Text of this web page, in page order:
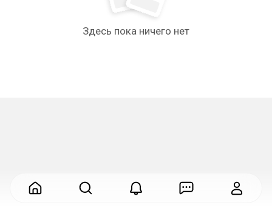
Здесь пока ничего нет